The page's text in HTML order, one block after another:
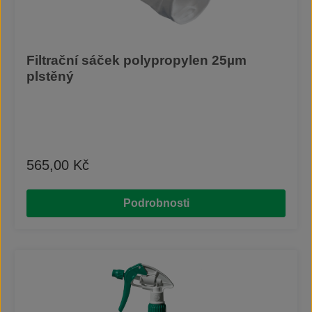
Filtrační sáček polypropylen 25µm
plstěný
Běžná cena:
565,00 Kč
Podrobnosti